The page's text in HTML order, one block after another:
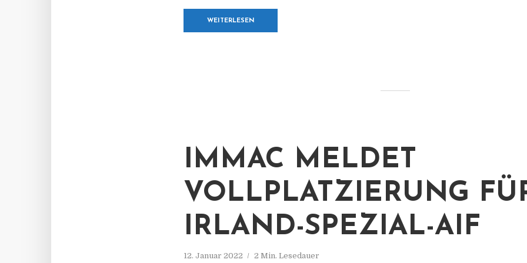
WEITERLESEN
IMMAC MELDET
VOLLPLATZIERUNG
IRLAND-SPEZIAL-AIF
12. Januar 2022 2 Min. Lesedauer